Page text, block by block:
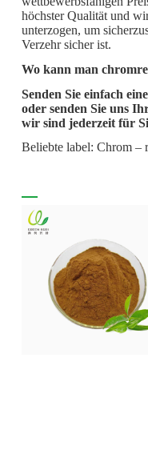
höchster Qualität und
unterzogen, um
Verzehr sicher ist.
Wo kann man
Senden Sie einfach
oder senden Sie uns
wir sind jederzeit für
Beliebte label: Chrom –